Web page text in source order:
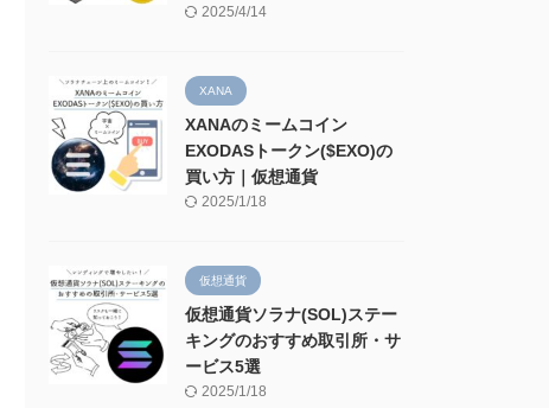
2025/4/14
XANA
XANAのミームコイン
EXODASトークン($EXO)の
買い方｜仮想通貨
2025/1/18
仮想通貨
仮想通貨ソラナ(SOL)ステー
キングのおすすめ取引所・サ
ービス5選
2025/1/18